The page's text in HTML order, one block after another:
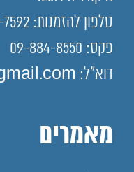
טלפון להזמנות: 072-265-7592
פקס: 09-884-8550
דוא"ל: shayteks@gmail.com
מאמרים